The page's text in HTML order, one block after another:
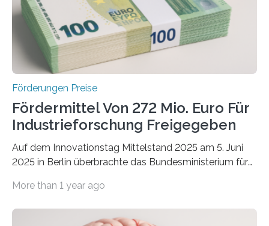
Förderungen Preise
Fördermittel Von 272 Mio. Euro Für
Industrieforschung Freigegeben
Auf dem Innovationstag Mittelstand 2025 am 5. Juni
2025 in Berlin überbrachte das Bundesministerium für
Überplanmäßige Verpflichtungsermächtigungen in
Woche vom Haushaltsausschuss freigegeben – unter
More than 1 year ago